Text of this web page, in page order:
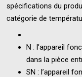
spécifications du
catégorie de
N : l’appareil
dans la pièce
SN : l’appareil